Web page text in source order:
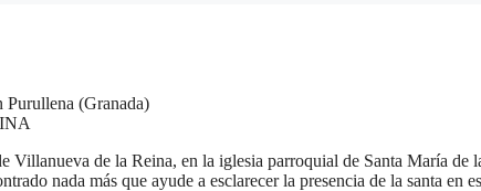
Purullena (Granada)
Villanueva de la Reina, en la iglesia parroquial de Santa María de
nada más que ayude a esclarecer la presencia de la santa en